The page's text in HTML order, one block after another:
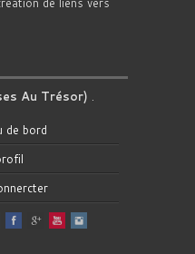
Au Trésor) .
de bord